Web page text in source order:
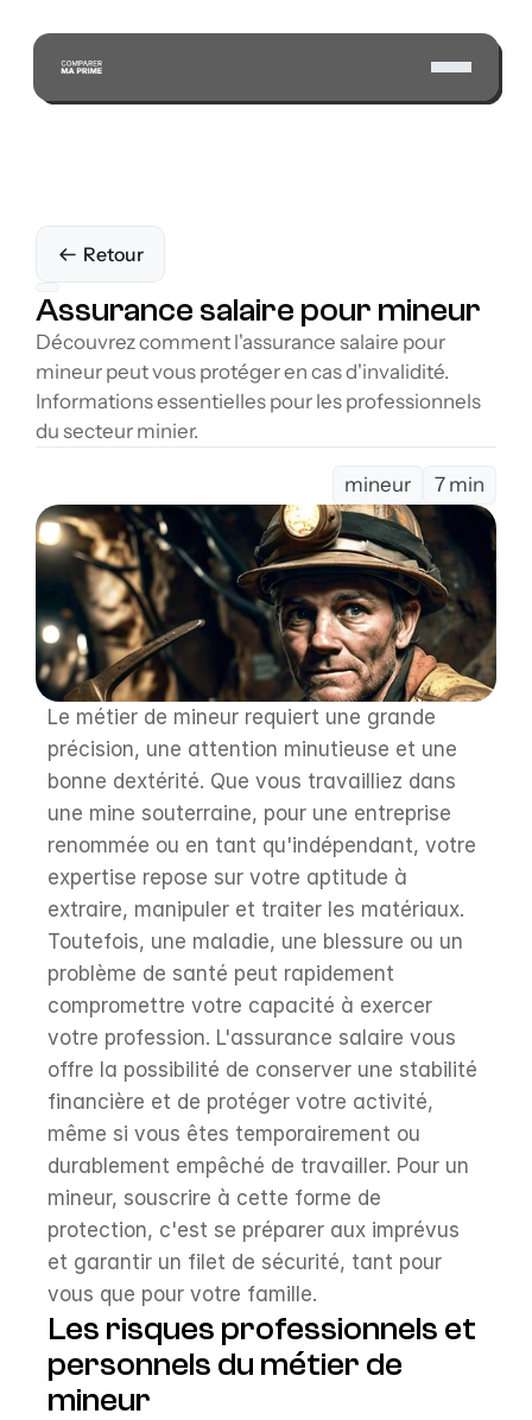
Retour
Assurance salaire pour mineur
Découvrez comment l'assurance salaire pour
mineur peut vous protéger en cas d'invalidité.
Informations essentielles pour les professionnels
du secteur minier.
mineur 7 min
Le métier de mineur requiert une grande
précision, une attention minutieuse et une
bonne dextérité. Que vous travailliez dans
une mine souterraine, pour une entreprise
renommée ou en tant qu'indépendant, votre
expertise repose sur votre aptitude à
extraire, manipuler et traiter les matériaux.
Toutefois, une maladie, une blessure ou un
problème de santé peut rapidement
compromettre votre capacité à exercer
votre profession. L'assurance salaire vous
offre la possibilité de conserver une stabilité
financière et de protéger votre activité,
même si vous êtes temporairement ou
durablement empêché de travailler. Pour un
mineur, souscrire à cette forme de
protection, c'est se préparer aux imprévus
et garantir un filet de sécurité, tant pour
vous que pour votre famille.
Les risques professionnels et
personnels du métier de
mineur